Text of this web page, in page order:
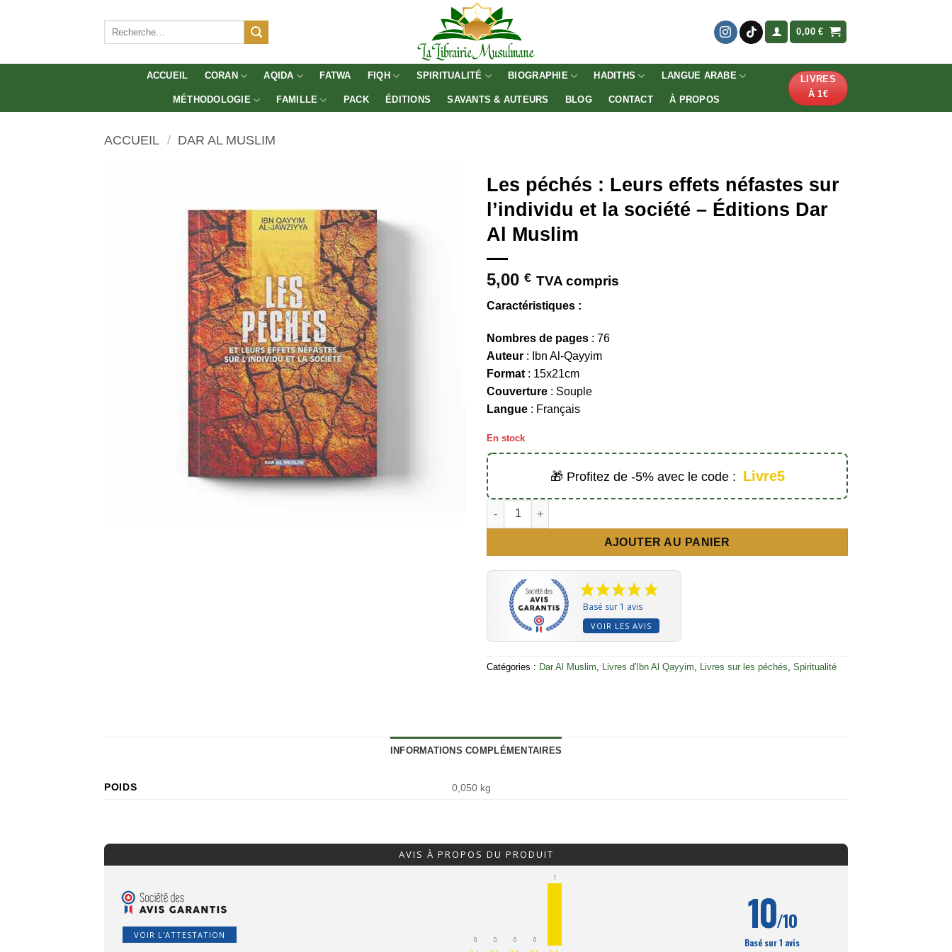
0,00€
ACCUEIL CORAN AQIDA FATWA FIQH SPIRITUALITÉ BIOGRAPHIE HADITHS LANGUE ARABE
MÉTHODOLOGIE FAMILLE PACK ÉDITIONS SAVANTS & AUTEURS BLOG CONTACT À PROPOS
LIVRES
À 1€
ACCUEIL / DAR AL MUSLIM
Les péchés : Leurs effets néfastes sur
l’individu et la société – Éditions Dar
Al Muslim
5,00 € TVA compris
Caractéristiques :
Nombres de pages : 76
Auteur : Ibn Al-Qayyim
Format : 15x21cm
Couverture : Souple
Langue : Français
En stock
🎁 Profitez de -5% avec le code : Livre5
quantité de Les péchés : Leurs effets néfastes sur l'individu et la société - Éditions Dar Al
AJOUTER AU PANIER
Basé sur 1 avis
VOIR LES AVIS
Catégories : Dar Al Muslim, Livres d'Ibn Al Qayyim, Livres sur les péchés, Spiritualité
INFORMATIONS COMPLÉMENTAIRES
POIDS 0,050 kg
AVIS À PROPOS DU PRODUIT
VOIR L'ATTESTATION 0 0 0 0
1
10/10
Basé sur 1 avis